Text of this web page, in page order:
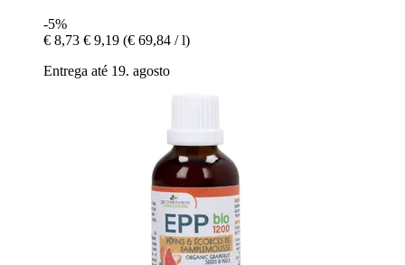
-5%
€ 8,73 € 9,19 (€ 69,84 / l)
Entrega até 19. agosto